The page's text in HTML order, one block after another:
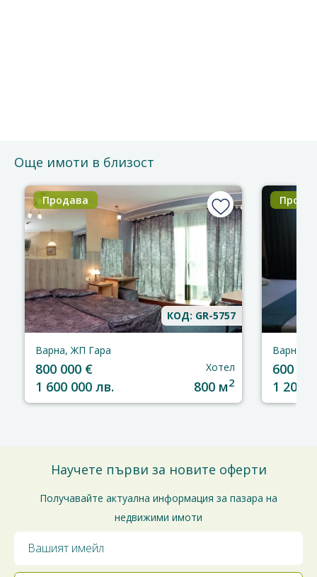
Още имоти в близост
Продава
КОД: GR-5757
Варна, ЖП Гара
800 000 €
1 600 000 лв.
Хотел
800 м2
Варна,
600
1 200
Научете първи за новите оферти
Получавайте актуална информация за пазара на
недвижими имоти